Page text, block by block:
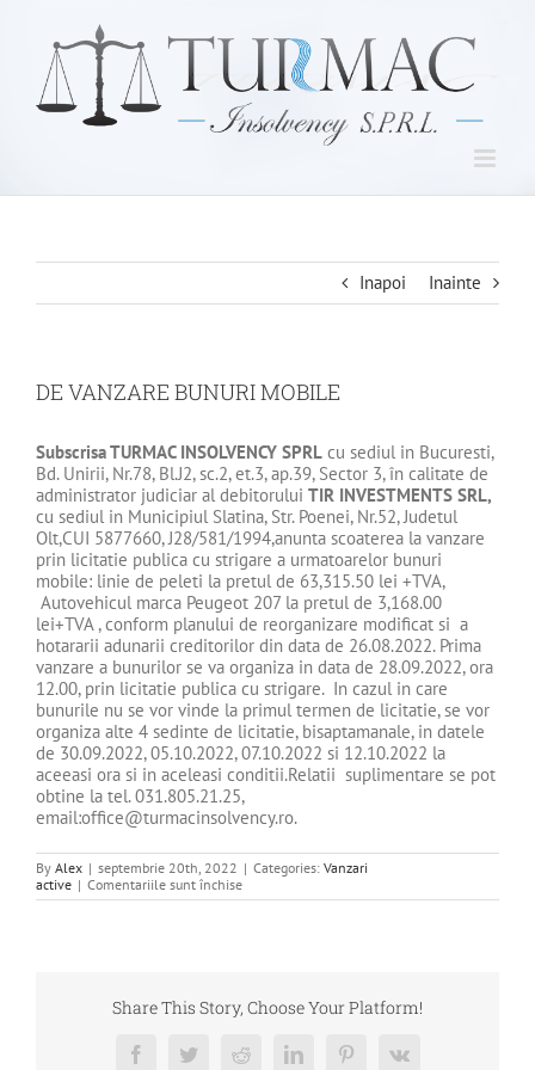
content
Inapoi Inainte
DE VANZARE BUNURI MOBILE
SubscrisaTURMAC INSOLVENCY SPRL cu sediul in Bucuresti,
Bd. Unirii, Nr.78, Bl.J2, sc.2, et.3, ap.39, Sector 3, în calitate de
administrator judiciar al debitorului TIR INVESTMENTS SRL,
cu sediul in Municipiul Slatina, Str. Poenei, Nr.52, Judetul
Olt,CUI 5877660, J28/581/1994,anunta scoaterea la vanzare
prin licitatie publica cu strigare a urmatoarelor bunuri
mobile: linie de peleti la pretul de 63,315.50 lei +TVA,
Autovehicul marca Peugeot 207 la pretul de 3,168.00
lei+TVA , conform planului de reorganizare modificat si a
hotararii adunarii creditorilor din data de 26.08.2022. Prima
vanzare a bunurilor se va organiza in data de 28.09.2022, ora
12.00, prin licitatie publica cu strigare. In cazul in care
bunurile nu se vor vinde la primul termen de licitatie, se vor
organiza alte 4 sedinte de licitatie, bisaptamanale, in datele
de 30.09.2022, 05.10.2022, 07.10.2022 si 12.10.2022 la
aceeasi ora si in aceleasi conditii.Relatii suplimentare se pot
obtine la tel. 031.805.21.25,
email:office@turmacinsolvency.ro.
By Alex | septembrie 20th, 2022 | Categories: Vanzari
active | Comentariile sunt închisepentru
DE
Share This Story, Choose Your Platform!
FacebookTwitterRedditLinkedInPinterest
Vk